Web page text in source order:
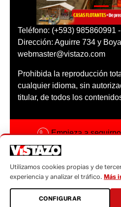
Teléfono: (+593) 985860991 -
Dirección: Aguirre 734 y
webmaster@vistazo.com
Prohibida la reproducción
cualquier idioma, sin
titular, de todos los
Empieza a
Código ética
Sugerencias a:
Utilizamos cookies propias y de
experiencia y analizar el tráfico. Más
CONFIGURAR